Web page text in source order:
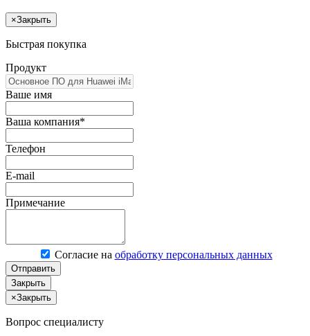
×Закрыть
Быстрая покупка
Продукт
Ваше имя
Ваша компания*
Телефон
E-mail
Примечание
Согласие на обработку персональных данных
Отправить
Закрыть
×Закрыть
Вопрос специалисту